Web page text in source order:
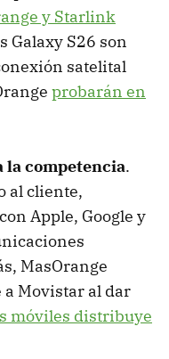
y Starlink
Galaxy S26 son
satelital
probarán en
la competencia.
al cliente,
Apple, Google y
MasOrange
Movistar al dar
móviles distribuye